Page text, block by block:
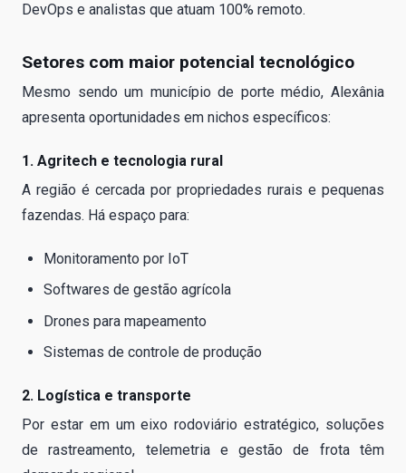
DevOps e analistas que atuam 100% remoto.
Setores com maior potencial tecnológico
Mesmo sendo um município de porte médio, Alexânia
apresenta oportunidades em nichos específicos:
1. Agritech e tecnologia rural
A região é cercada por propriedades rurais e pequenas
fazendas. Há espaço para:
Monitoramento por IoT
Softwares de gestão agrícola
Drones para mapeamento
Sistemas de controle de produção
2. Logística e transporte
Por estar em um eixo rodoviário estratégico, soluções
de rastreamento, telemetria e gestão de frota têm